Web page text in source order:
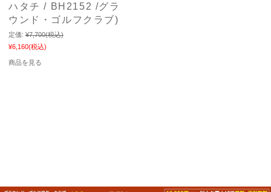
ハタチ / BH2152 /グラ
ウンド・ゴルフクラブ)
定価: ¥7,700(税込)
¥6,160(税込)
商品を見る